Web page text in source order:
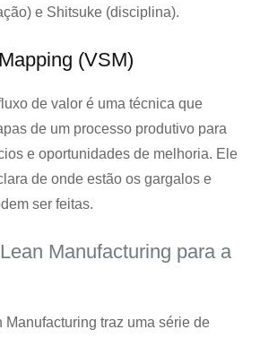
e Shitsuke (disciplina).
(VSM)
de valor é uma técnica que
de um processo produtivo para
e oportunidades de melhoria. Ele
de onde estão os gargalos e
ser feitas.
Manufacturing para a
Manufacturing traz uma série de